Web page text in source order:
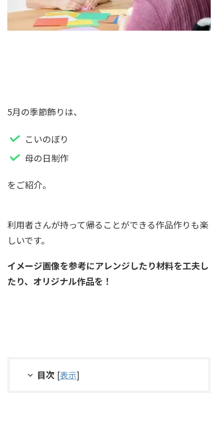
5月の季節飾りは、
こいのぼり
母の日制作
をご紹介。
利用者さんが持って帰ることができる作品作りも楽
しいです。
イメージ画像を参考にアレンジしたり材料を工夫し
たり、オリジナル作品を！
目次 [表示]